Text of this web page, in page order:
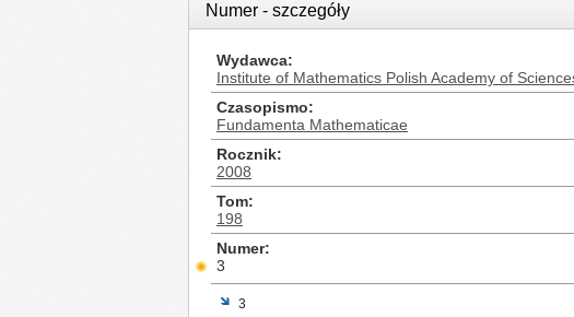
Numer - szczegóły
Wydawca
Institute of Mathematics Polish Academy of
Czasopismo
Fundamenta Mathematicae
Rocznik
2008
Tom
198
Numer
3
3